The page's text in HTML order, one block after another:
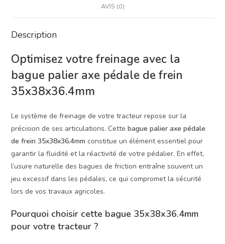
AVIS (0)
Description
Optimisez votre freinage avec la
bague palier axe pédale de frein
35x38x36.4mm
Le système de freinage de votre tracteur repose sur la
précision de ses articulations. Cettebague palier axe pédale
de frein 35x38x36.4mm constitue un élément essentiel pour
garantir la fluidité et la réactivité de votre pédalier. En effet,
l’usure naturelle des bagues de friction entraîne souvent un
jeu excessif dans les pédales, ce qui compromet la sécurité
lors de vos travaux agricoles.
Pourquoi choisir cette bague 35x38x36.4mm
pour votre tracteur ?